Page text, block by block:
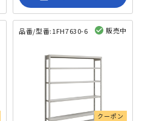
品番/型番:1FH7630-6 販売中
クーポン